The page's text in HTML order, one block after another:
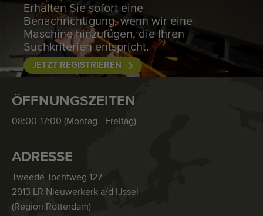
Erhalten Sie sofort eine
Benachrichtigung, wenn wir eine
Maschine hinzufügen, die Ihren
Suchkriterien entspricht.
JETZT REGISTRIEREN
ÖFFNUNGSZEITEN
08:00-17:00 (Montag - Freitag)
ADRESSE
Tweede Tochtweg 127
2913 LR Nieuwerkerk a/d IJssel
(Region Rotterdam)